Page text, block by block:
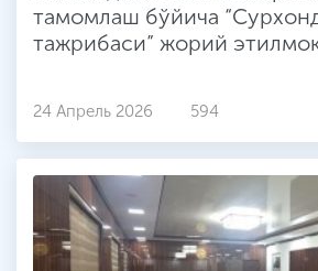
тамомлаш бўйича
тажрибаси” жорий
24 Апрель 2026 594